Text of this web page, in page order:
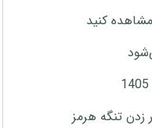
کنید
تنگه هرمز